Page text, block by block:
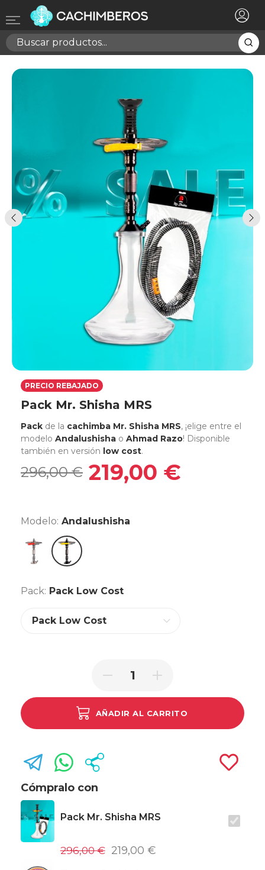
PRECIO REBAJADO
Pack Mr. Shisha MRS
Pack de la cachimba Mr. Shisha MRS, ¡elige entre el
modelo Andalushisha o Ahmad Razo! Disponible
también en versión low cost.
296,00 € 219,00 €
Modelo: Andalushisha
Ahmad RazoAndalushisha
Pack: Pack Low Cost
AÑADIR AL CARRITO
Cómpralo con
Pack Mr. Shisha MRS
296,00 € 219,00 €
Registrarse ×
Necesitas hacer login para guardar productos en tu
lista de deseos